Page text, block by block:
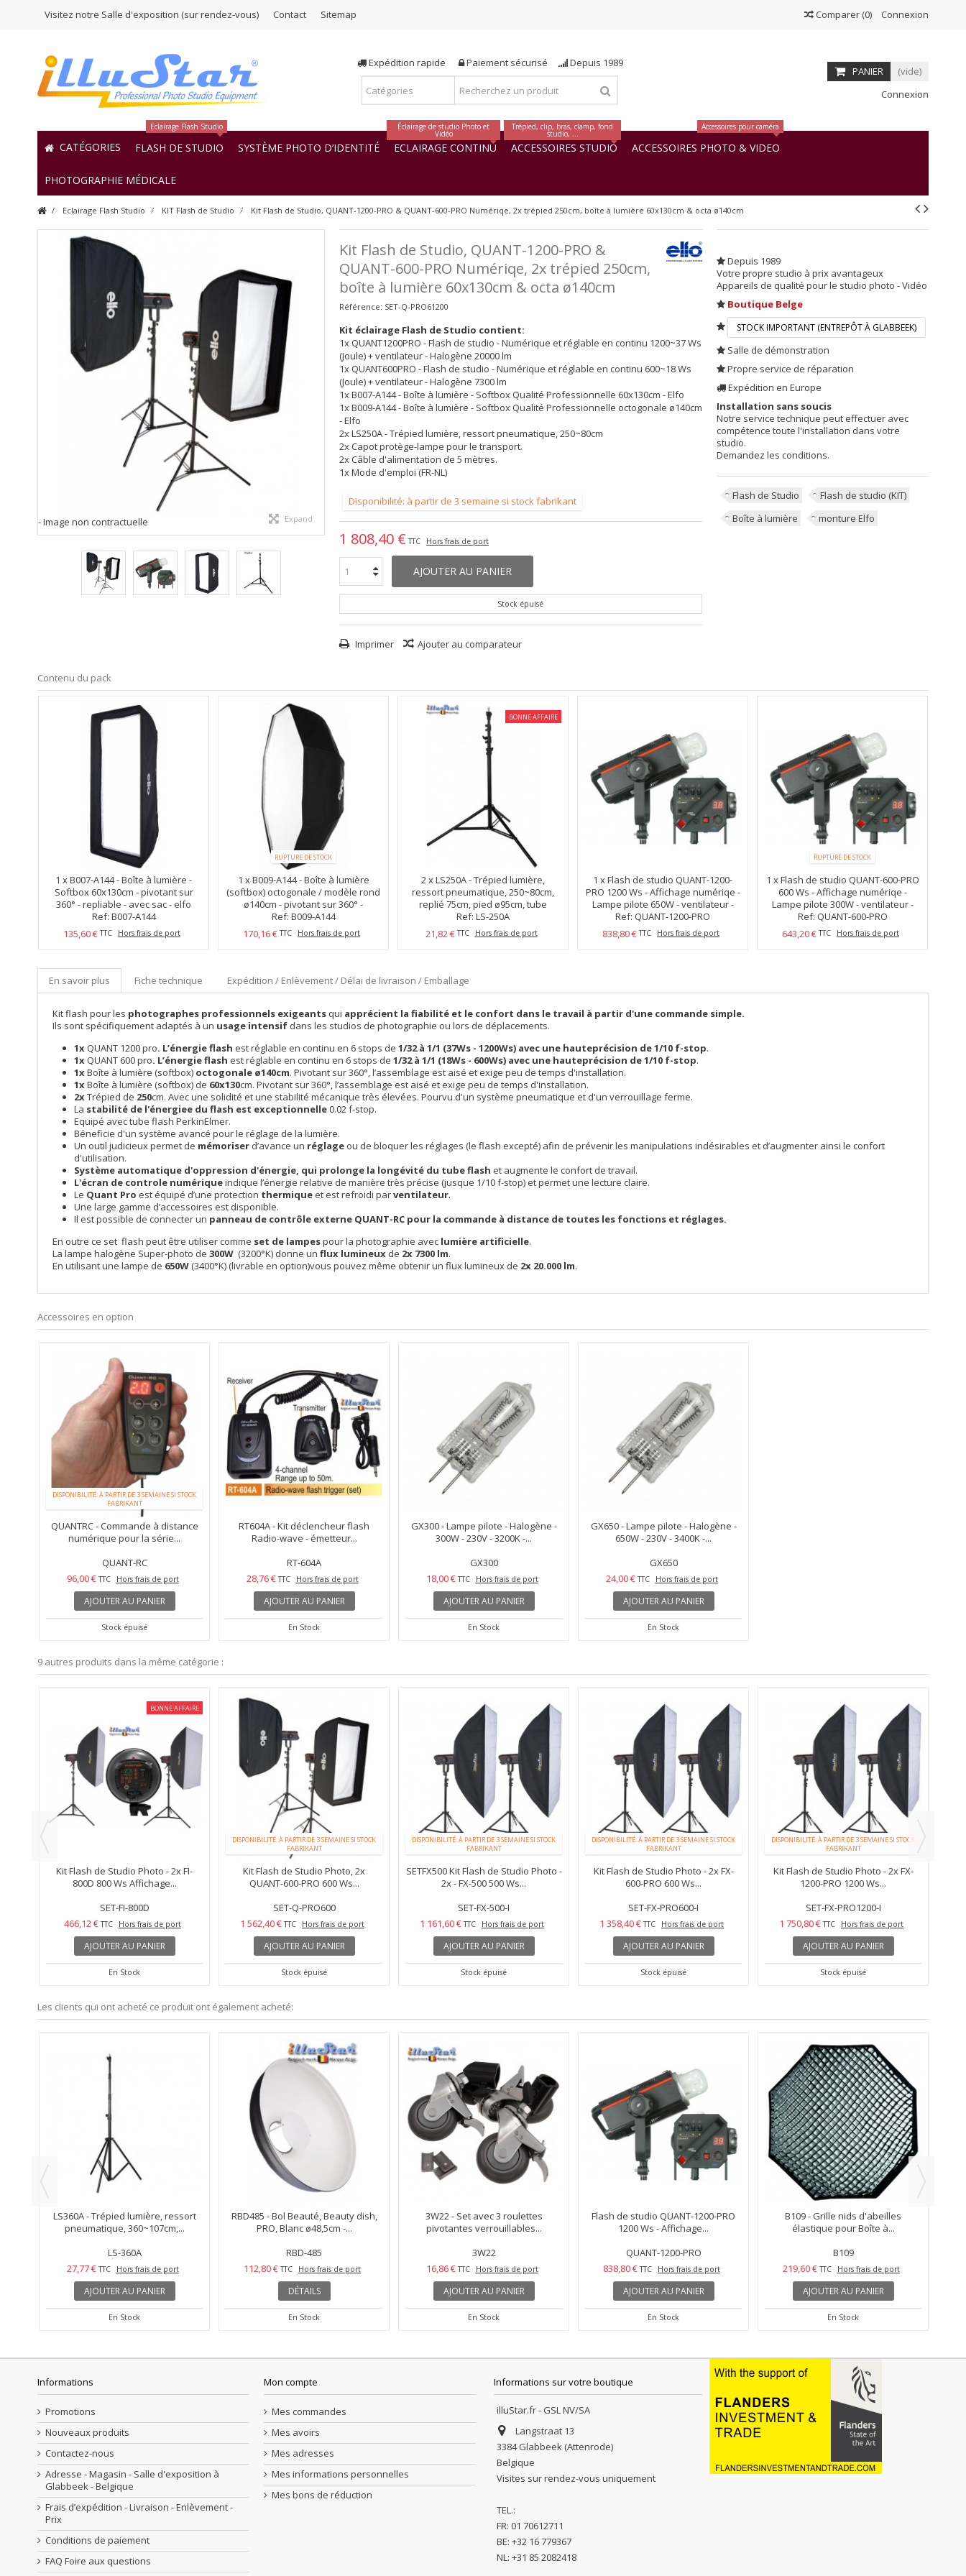
Visitez notre Salle d'exposition (sur rendez-vous) Contact Sitemap Connexion
Comparer (0)
Expédition rapide Paiement sécurisé Depuis 1989
PANIER
(vide)
Connexion
CATÉGORIES FLASH DE STUDIO
Eclairage Flash Studio
SYSTÈME PHOTO D’IDENTITÉ ECLAIRAGE CONTINU
Éclairage de studio Photo et
Vidéo
ACCESSOIRES STUDIO
Trépied, clip, bras, clamp, fond
studio, ...
ACCESSOIRES PHOTO & VIDEO
Accessoires pour caméra
PHOTOGRAPHIE MÉDICALE
Eclairage Flash Studio KIT Flash de Studio Kit Flash de Studio, QUANT-1200-PRO & QUANT-600-PRO Numériqe, 2x trépied 250cm, boîte à lumière 60x130cm & octa ø140cm
Expand
- Image non contractuelle
Kit Flash de Studio, QUANT-1200-PRO &
QUANT-600-PRO Numériqe, 2x trépied 250cm,
boîte à lumière 60x130cm & octa ø140cm
Référence: SET-Q-PRO61200
Kit éclairage Flash de Studio contient:
1x QUANT1200PRO - Flash de studio - Numérique et réglable en continu 1200~37 Ws
(Joule) + ventilateur - Halogène 20000 lm
1x QUANT600PRO - Flash de studio - Numérique et réglable en continu 600~18 Ws
(Joule) + ventilateur - Halogène 7300 lm
1x B007-A144 - Boîte à lumière - Softbox Qualité Professionnelle 60x130cm - Elfo
1x B009-A144 - Boîte à lumière - Softbox Qualité Professionnelle octogonale ø140cm
- Elfo
2x LS250A - Trépied lumière, ressort pneumatique, 250~80cm
2x Capot protège-lampe pour le transport.
2x Câble d'alimentation de 5 mètres.
1x Mode d'emploi (FR-NL)
Disponibilité: à partir de 3 semaine si stock fabrikant
1 808,40 € TTC Hors frais de port
AJOUTER AU PANIER
Stock épuisé
Imprimer Ajouter au comparateur
Depuis 1989
Votre propre studio à prix avantageux
Appareils de qualité pour le studio photo - Vidéo
Boutique Belge
STOCK IMPORTANT (ENTREPÔT À GLABBEEK)
Salle de démonstration
Propre service de réparation
Expédition en Europe
Installation sans soucis
Notre service technique peut effectuer avec
compétence toute l'installation dans votre
studio.
Demandez les conditions.
Flash de Studio
Flash de studio (KIT)
Boîte à lumière
monture Elfo
Contenu du pack
1 xB007-A144 - Boîte à lumière -
Softbox 60x130cm - pivotant sur
360° - repliable - avec sac - elfo
Compatible avec-Elfo
Ref: B007-A144
135,60 €TTC Hors frais de port
RUPTURE DE STOCK
1 xB009-A144 - Boîte à lumière
(softbox) octogonale / modèle rond
ø140cm - pivotant sur 360° -
repliable - avec sac - elfo...
Ref: B009-A144
170,16 €TTC Hors frais de port
BONNE AFFAIRE
2 xLS250A - Trépied lumière,
ressort pneumatique, 250~80cm,
replié 75cm, pied ø95cm, tube
ø22mm, 4 sections
ø29,5/26/22,4/19mm
Ref: LS-250A
21,82 €TTC Hors frais de port
1 xFlash de studio QUANT-1200-
PRO 1200 Ws - Affichage numériqe -
Lampe pilote 650W - ventilateur -
Monture elfo - elfo
Ref: QUANT-1200-PRO
838,80 €TTC Hors frais de port
RUPTURE DE STOCK
1 xFlash de studio QUANT-600-PRO
600 Ws - Affichage numériqe -
Lampe pilote 300W - ventilateur -
Monture elfo - elfo
Ref: QUANT-600-PRO
643,20 €TTC Hors frais de port
En savoir plus Fiche technique Expédition / Enlèvement / Délai de livraison / Emballage
Kit flash pour les photographes professionnels exigeants qui apprécient la fiabilité et le confort dans le travail à partir d'une commande simple.
Ils sont spécifiquement adaptés à un usage intensif dans les studios de photographie ou lors de déplacements.
1x QUANT 1200 pro. L’énergie flash est réglable en continu en 6 stops de 1/32 à 1/1 (37Ws - 1200Ws) avec une hauteprécision de 1/10 f-stop.
1x QUANT 600 pro. L’énergie flash est réglable en continu en 6 stops de 1/32 à 1/1 (18Ws - 600Ws) avec une hauteprécision de 1/10 f-stop.
1xBoîte à lumière (softbox) octogonale ø140cm. Pivotant sur 360°, l’assemblage est aisé et exige peu de temps d'installation.
1xBoîte à lumière (softbox) de 60x130cm. Pivotant sur 360°, l’assemblage est aisé et exige peu de temps d'installation.
2xTrépied de 250cm. Avec une solidité et une stabilité mécanique très élevées. Pourvu d'un système pneumatique et d'un verrouillage ferme.
La stabilité de l'énergiee du flash est exceptionnelle0.02 f-stop.
Equipé avec tube flash PerkinElmer.
Béneficie d'un système avancé pour le réglage de la lumière.
Un outil judicieux permet de mémoriser d’avance un réglage ou de bloquer les réglages (le flash excepté) afin de prévenir les manipulations indésirables et d’augmenter ainsi le confort
d'utilisation.
Système automatique d'oppression d'énergie, qui prolonge la longévité du tube flash et augmente le confort de travail.
L'écran de controle numériqueindique l’énergie relative de manière très précise (jusque 1/10 f-stop) et permet une lecture claire.
Le Quant Pro est équipé d’une protection thermique et est refroidi parventilateur.
Une large gamme d’accessoires est disponible.
Il est possible de connecter un panneau de contrôle externe QUANT-RC pour la commande à distance de toutes les fonctions et réglages.
En outre ce set flash peut être utiliser comme set de lampespour la photographie avec lumière artificielle.
La lampe halogène Super-photo de 300W (3200°K) donne un flux lumineux de 2x 7300 lm.
En utilisant une lampe de 650W (3400°K) (livrable en option)vous pouvez même obtenir un flux lumineux de 2x 20.000 lm.
Accessoires en option
DISPONIBILITÉ: À PARTIR DE 3 SEMAINE SI STOCK
FABRIKANT
QUANTRC - Commande à distance
numérique pour la série...
QUANT-RC
96,00 € TTC Hors frais de port
AJOUTER AU PANIER
Stock épuisé
RT604A - Kit déclencheur flash
Radio-wave - émetteur...
RT-604A
28,76 € TTC Hors frais de port
AJOUTER AU PANIER
En Stock
GX300 - Lampe pilote - Halogène -
300W - 230V - 3200K -...
GX300
18,00 € TTC Hors frais de port
AJOUTER AU PANIER
En Stock
GX650 - Lampe pilote - Halogène -
650W - 230V - 3400K -...
GX650
24,00 € TTC Hors frais de port
AJOUTER AU PANIER
En Stock
9 autres produits dans la même catégorie :
BONNE AFFAIRE
Kit Flash de Studio Photo - 2x FI-
800D 800 Ws Affichage...
SET-FI-800D
466,12 € TTC Hors frais de port
AJOUTER AU PANIER
En Stock
DISPONIBILITÉ: À PARTIR DE 3 SEMAINE SI STOCK
FABRIKANT
Kit Flash de Studio Photo, 2x
QUANT-600-PRO 600 Ws...
SET-Q-PRO600
1 562,40 € TTC Hors frais de port
AJOUTER AU PANIER
Stock épuisé
DISPONIBILITÉ: À PARTIR DE 3 SEMAINE SI STOCK
FABRIKANT
SETFX500 Kit Flash de Studio Photo -
2x - FX-500 500 Ws...
SET-FX-500-I
1 161,60 € TTC Hors frais de port
AJOUTER AU PANIER
Stock épuisé
DISPONIBILITÉ: À PARTIR DE 3 SEMAINE SI STOCK
FABRIKANT
Kit Flash de Studio Photo - 2x FX-
600-PRO 600 Ws...
SET-FX-PRO600-I
1 358,40 € TTC Hors frais de port
AJOUTER AU PANIER
Stock épuisé
DISPONIBILITÉ: À PARTIR DE 3 SEMAINE SI STOCK
FABRIKANT
Kit Flash de Studio Photo - 2x FX-
1200-PRO 1200 Ws...
SET-FX-PRO1200-I
1 750,80 € TTC Hors frais de port
AJOUTER AU PANIER
Stock épuisé
Les clients qui ont acheté ce produit ont également acheté:
LS360A - Trépied lumière, ressort
pneumatique, 360~107cm,...
LS-360A
27,77 € TTC Hors frais de port
AJOUTER AU PANIER
En Stock
RBD485 - Bol Beauté, Beauty dish,
PRO, Blanc ø48,5cm -...
RBD-485
112,80 € TTC Hors frais de port
DÉTAILS
En Stock
3W22 - Set avec 3 roulettes
pivotantes verrouillables...
3W22
16,86 € TTC Hors frais de port
AJOUTER AU PANIER
En Stock
Flash de studio QUANT-1200-PRO
1200 Ws - Affichage...
QUANT-1200-PRO
838,80 € TTC Hors frais de port
AJOUTER AU PANIER
En Stock
B109 - Grille nids d'abeilles
élastique pour Boîte à...
B109
219,60 € TTC Hors frais de port
AJOUTER AU PANIER
En Stock
Informations
Promotions
Nouveaux produits
Contactez-nous
Adresse - Magasin - Salle d'exposition à
Glabbeek - Belgique
Frais d’expédition - Livraison - Enlèvement -
Prix
Conditions de paiement
FAQ Foire aux questions
Mon compte
Mes commandes
Mes avoirs
Mes adresses
Mes informations personnelles
Mes bons de réduction
Informations sur votre boutique
illuStar.fr - GSL NV/SA
Langstraat 13
3384 Glabbeek (Attenrode)
Belgique
Visites sur rendez-vous uniquement
TEL.:
FR: 01 70612711
BE: +32 16 779367
NL: +31 85 2082418